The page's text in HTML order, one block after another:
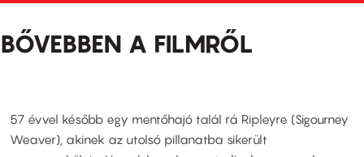
BŐVEBBEN A FILMRŐL
57 évvel később egy mentőhajó talál rá Ripleyre (Sigourney
Weaver), akinek az utolsó pillanatba sikerült